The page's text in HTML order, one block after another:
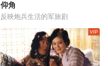
仰角
反映炮兵生活的军旅剧